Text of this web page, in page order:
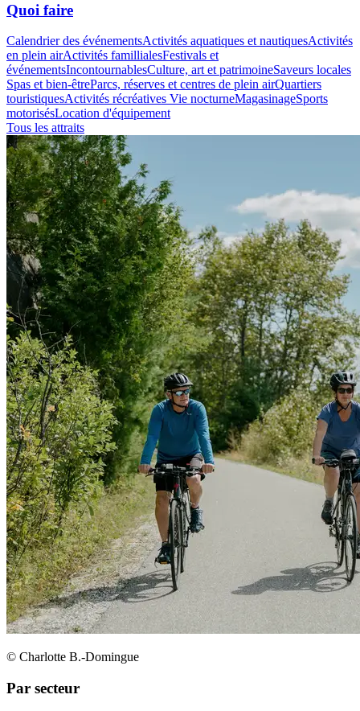
Quoi faire
Calendrier des événementsActivités aquatiques et nautiquesActivités
en plein airActivités famillialesFestivals et
événementsIncontournablesCulture, art et patrimoineSaveurs locales
Spas et bien-êtreParcs, réserves et centres de plein airQuartiers
touristiquesActivités récréatives Vie nocturneMagasinageSports
motorisésLocation d'équipement
Tous les attraits
© Charlotte B.-Domingue
Par secteur